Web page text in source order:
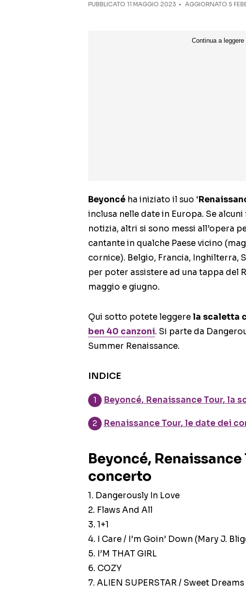
PUBBLICATO 11 MAGGIO 2023 AGGIORNATO 5
Beyoncé ha iniziato il suo ‘
inclusa nelle date in Europa. Se
notizia, altri si sono messi all’opera
cantante in qualche Paese vicino
cornice). Belgio, Francia, Inghilterra,
per poter assistere ad una tappa del
maggio e giugno.
Qui sotto potete leggerela scaletta
ben 40 canzoni. Si parte da
Summer Renaissance.
INDICE
Beyoncé, Renaissance Tour, la
Renaissance Tour, le date dei
Beyoncé,
concerto
1. Dangerously In Love
2. Flaws And All
3. 1+1
4. I Care / I’m Goin’ Down (Mary J.
5. I’M THAT GIRL
6. COZY
7. ALIEN SUPERSTAR / Sweet